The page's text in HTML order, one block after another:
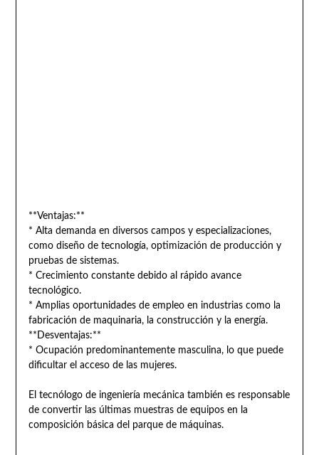
**Ventajas:**
* Alta demanda en diversos campos y especializaciones,
como diseño de tecnología, optimización de producción y
pruebas de sistemas.
* Crecimiento constante debido al rápido avance
tecnológico.
* Amplias oportunidades de empleo en industrias como la
fabricación de maquinaria, la construcción y la energía.
**Desventajas:**
* Ocupación predominantemente masculina, lo que puede
dificultar el acceso de las mujeres.
El tecnólogo de ingeniería mecánica también es responsable
de convertir las últimas muestras de equipos en la
composición básica del parque de máquinas.